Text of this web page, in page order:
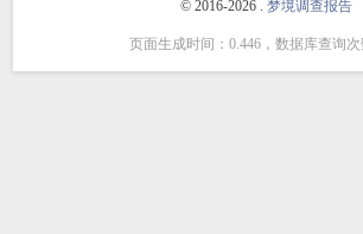
© 2016-2026 . 梦境调查报告
页面生成时间：0.446，数据库查询次